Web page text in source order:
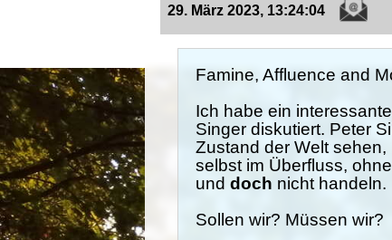
29. März 2023, 13:24:04
Famine, Affluence and
Ich habe ein
Singer diskutiert. Peter
Zustand der Welt
selbst im Überfluss,
unddoch nicht handeln.
Sollen wir? Müssen wir?